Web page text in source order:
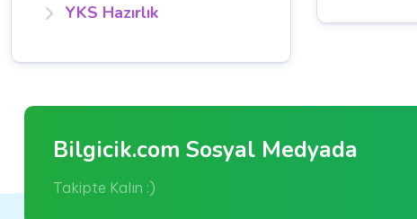
YKS Hazırlık
Bilgicik.com Sosyal Medyada
Takipte Kalın :)